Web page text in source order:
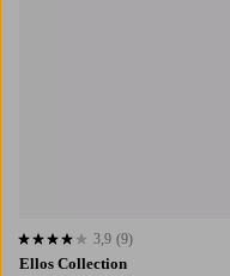
Ellos Collection
3,9 perustuen 9 arvosanaan
3,9 (9)